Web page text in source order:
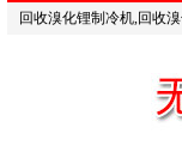
回收溴化锂制冷机,回收